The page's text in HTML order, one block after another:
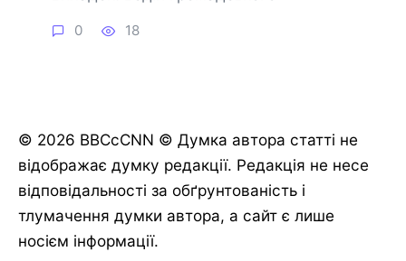
0 18
© 2026 BBCcCNN © Думка автора статті не
відображає думку редакції. Редакція не несе
відповідальності за обґрунтованість і
тлумачення думки автора, а сайт є лише
носієм інформації.